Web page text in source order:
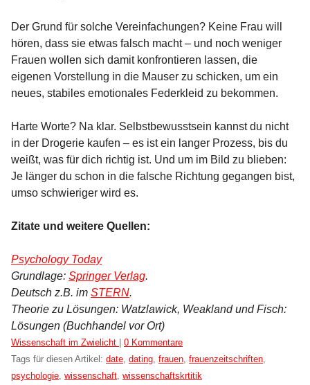
Der Grund für solche Vereinfachungen? Keine Frau will
hören, dass sie etwas falsch macht – und noch weniger
Frauen wollen sich damit konfrontieren lassen, die
eigenen Vorstellung in die Mauser zu schicken, um ein
neues, stabiles emotionales Federkleid zu bekommen.
Harte Worte? Na klar. Selbstbewusstsein kannst du nicht
in der Drogerie kaufen – es ist ein langer Prozess, bis du
weißt, was für dich richtig ist. Und um im Bild zu blieben:
Je länger du schon in die falsche Richtung gegangen bist,
umso schwieriger wird es.
Zitate und weitere Quellen:
Psychology Today
Grundlage: Springer Verlag.
Deutsch z.B. im STERN.
Theorie zu Lösungen: Watzlawick, Weakland und Fisch:
Lösungen (Buchhandel vor Ort)
Kategorien:
Wissenschaft im Zwielicht | 0 Kommentare
Tags für diesen Artikel: date dating frauen frauenzeitschriften
psychologie wissenschaft wissenschaftskrtitik